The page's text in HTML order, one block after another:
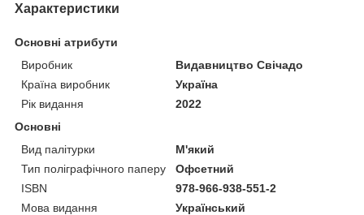
Характеристики
Основні атрибути
Виробник
Видавництво Свічадо
Країна виробник
Україна
Рік видання
2022
Основні
Вид палітурки
М'який
Тип поліграфічного паперу
Офсетний
ISBN
978-966-938-551-2
Мова видання
Український